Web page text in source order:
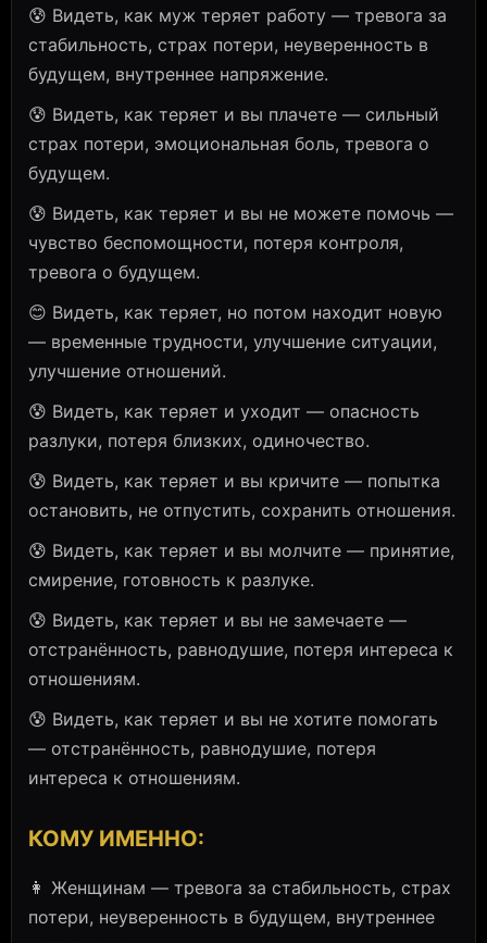
😰 Видеть, как муж теряет работу — тревога за
стабильность, страх потери, неуверенность в
будущем, внутреннее напряжение.
😰 Видеть, как теряет и вы плачете — сильный
страх потери, эмоциональная боль, тревога о
будущем.
😰 Видеть, как теряет и вы не можете помочь —
чувство беспомощности, потеря контроля,
тревога о будущем.
😊 Видеть, как теряет, но потом находит новую
— временные трудности, улучшение ситуации,
улучшение отношений.
😰 Видеть, как теряет и уходит — опасность
разлуки, потеря близких, одиночество.
😰 Видеть, как теряет и вы кричите — попытка
остановить, не отпустить, сохранить отношения.
😰 Видеть, как теряет и вы молчите — принятие,
смирение, готовность к разлуке.
😰 Видеть, как теряет и вы не замечаете —
отстранённость, равнодушие, потеря интереса к
отношениям.
😰 Видеть, как теряет и вы не хотите помогать
— отстранённость, равнодушие, потеря
интереса к отношениям.
КОМУ ИМЕННО:
👩 Женщинам — тревога за стабильность, страх
потери, неуверенность в будущем, внутреннее